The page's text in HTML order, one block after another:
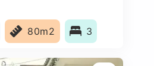
80m2 3